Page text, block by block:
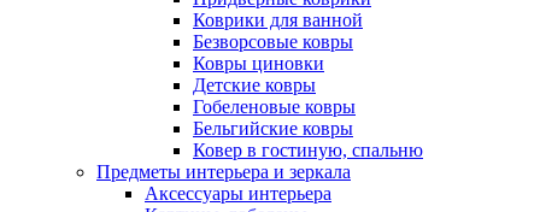
Коврики для ванной
Безворсовые ковры
Ковры циновки
Детские ковры
Гобеленовые ковры
Бельгийские ковры
Ковер в гостиную, спальню
Предметы интерьера и зеркала
Аксессуары интерьера